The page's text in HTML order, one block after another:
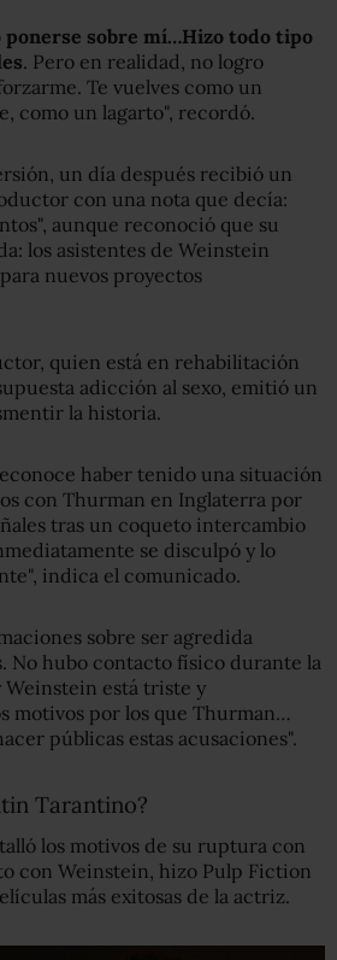
sobre mí…Hizo todo tipo
. Pero en realidad, no logro
Te vuelves como un
como un lagarto", recordó.
un día después recibió un
con una nota que decía:
aunque reconoció que su
los asistentes de Weinstein
nuevos proyectos
quien está en rehabilitación
adicción al sexo, emitió un
la historia.
haber tenido una situación
con Thurman en Inglaterra por
tras un coqueto intercambio
se disculpó y lo
indica el comunicado.
sobre ser agredida
No hubo contacto físico durante la
está triste y
motivos por los que Thurman…
públicas estas acusaciones".
Tarantino?
los motivos de su ruptura con
con Weinstein, hizo Pulp Fiction
más exitosas de la actriz.